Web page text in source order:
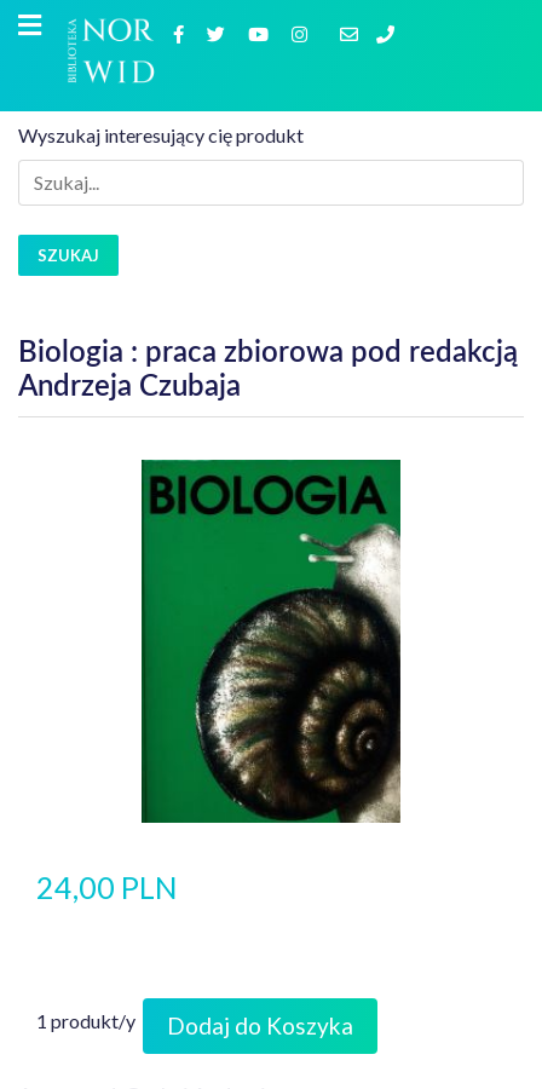
Wyszukaj interesujący cię produkt
SZUKAJ
Biologia : praca zbiorowa pod redakcją
Andrzeja Czubaja
24,00 PLN
1 produkt/y Dodaj do Koszyka